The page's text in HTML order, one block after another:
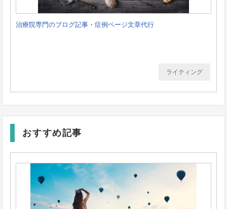
治療院専門のブログ記事・症例ページ文章代行
ライティング
おすすめ記事